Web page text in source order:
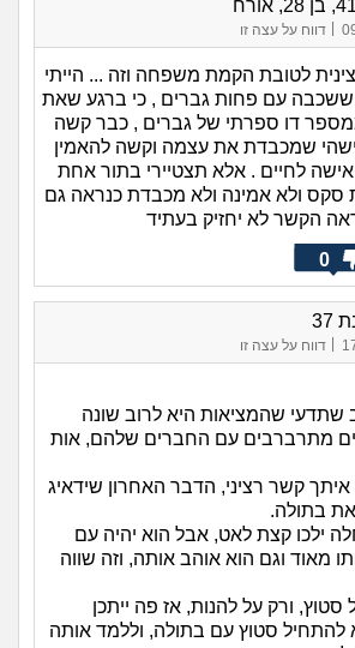
דווח על עצה זו
לטובת הקמת משפחה וזה ... הייתי
עם פחות גברים , כי ברגע שאת
דו ספרתי של גברים , כבר קשה
שמכבדת את עצמה וקשה להאמין
לחיים . אלא תצטיירי בתור אחת
ולא אמינה ולא מכבדת כנראה גם
הקשר לא יחזיק בעתיד
0
| דווח על עצה זו
שתדעי שהמציאות היא לרוב שונה
מתרברבים עם החברים שלהם, אות
קשר רציני, הדבר האחרון שידאיג
בתולה.
ילכו קצת לאט, אבל הוא יהיה עם
מאוד וגם הוא אוהב אותה, וזה שווה
ורק על להנות, אז פה ייתכן
להתחיל סטוץ עם בתולה, וללמד אותה